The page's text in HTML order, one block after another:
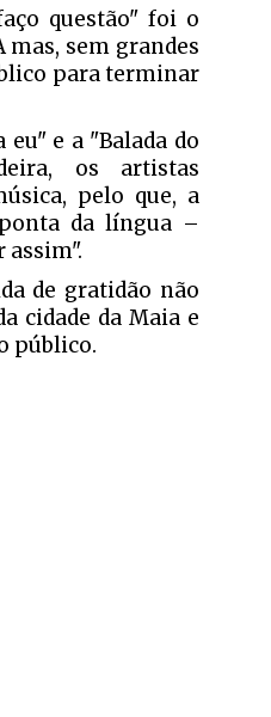
questão" foi o
mas, sem grandes
para terminar
e a "Balada do
os artistas
pelo que, a
da língua –
de gratidão não
cidade da Maia e
público.